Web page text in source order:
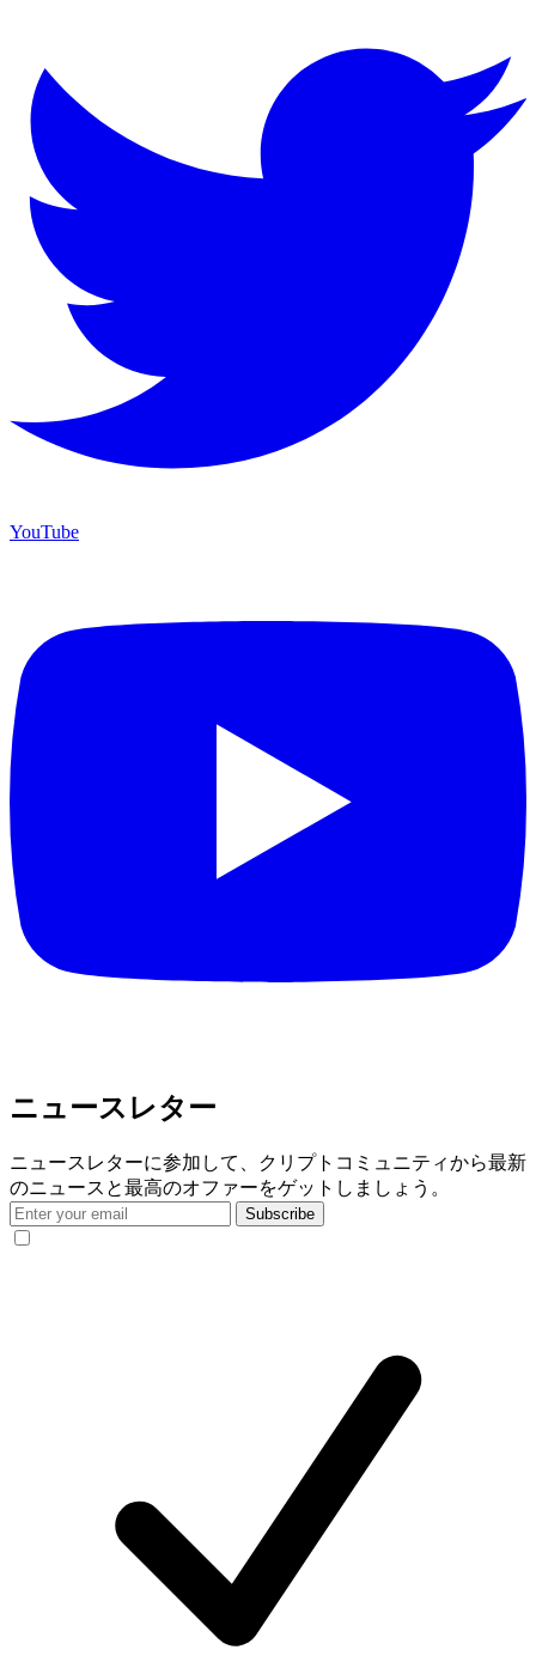
YouTube
ニュースレター
ニュースレターに参加して、クリプトコミュニティから最新
のニュースと最高のオファーをゲットしましょう。
Subscribe